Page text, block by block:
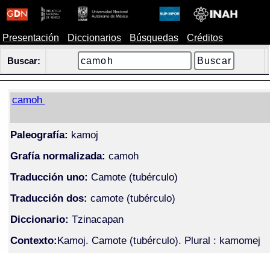
Presentación Diccionarios Búsquedas Créditos
Buscar:
camoh
Paleografía: kamoj
Grafía normalizada: camoh
Traducción uno: Camote (tubérculo)
Traducción dos: camote (tubérculo)
Diccionario: Tzinacapan
Contexto:Kamoj. Camote (tubérculo). Plural : kamomej